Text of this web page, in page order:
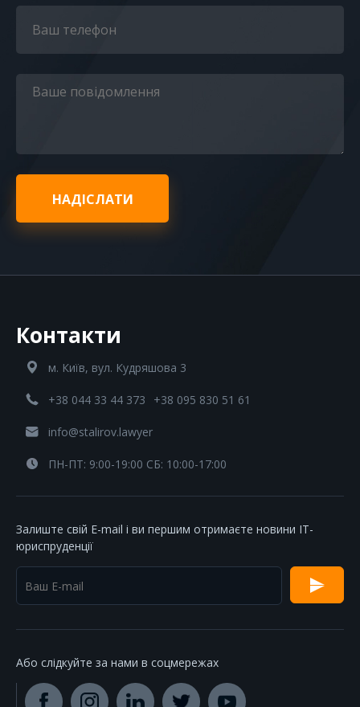
НАДІСЛАТИ
Контакти
м. Київ, вул. Кудряшова 3
+38 044 33 44 373 +38 095 830 51 61
info@stalirov.lawyer
ПН-ПТ: 9:00-19:00 СБ: 10:00-17:00
Залиште свій E-mail і ви першим отримаєте новини IT-
юриспруденції
Або слідкуйте за нами в соцмережах